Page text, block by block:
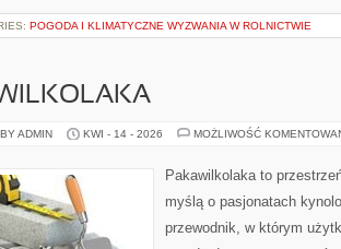
POGODA I KLIMATYCZNE WYZWANIA W ROLNICTWIE
ADMIN KWI - 14 - 2026 MOŻLIWOŚĆ
Pakawilkolaka to
myślą o pasjonatach
przewodnik, w którym